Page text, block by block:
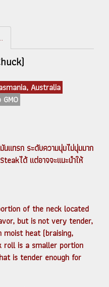
Description)
Australia
แทรก ระดับความนุ่มไม่นุ่มมาก
ได้ แต่อาจจะแนะนำให้
of the neck located
but is not very tender,
heat (braising,
roll is a smaller portion
is tender enough for